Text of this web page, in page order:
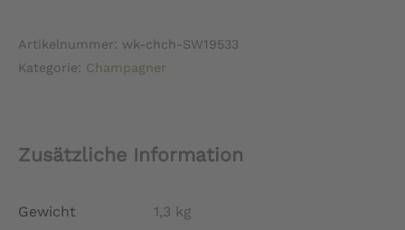
-
Instant
Menge
Artikelnummer: wk-chch-SW19533
Kategorie: Champagner
Zusätzliche Information
Gewicht 1,3 kg